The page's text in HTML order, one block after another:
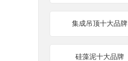
集成吊顶十大品牌
硅藻泥十大品牌